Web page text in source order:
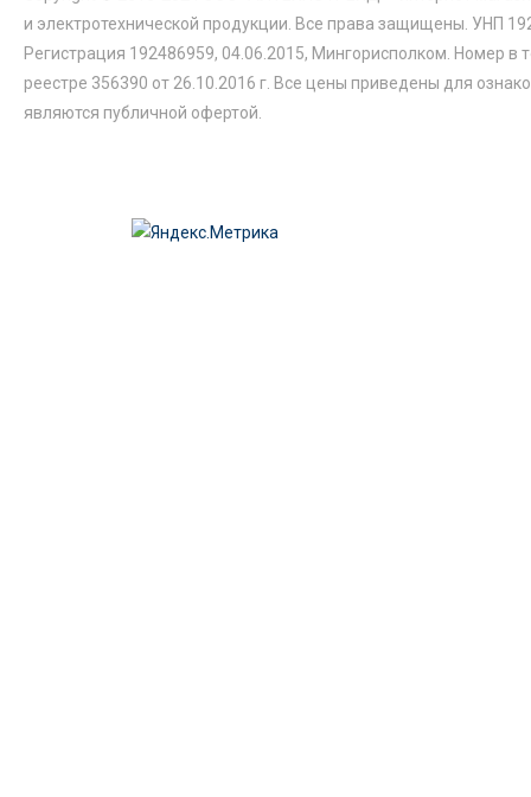
и электротехнической продукции. Все права защищены. УНП
Регистрация 192486959, 04.06.2015, Мингорисполком. Номер в
реестре 356390 от 26.10.2016 г. Все цены приведены для
являются публичной офертой.